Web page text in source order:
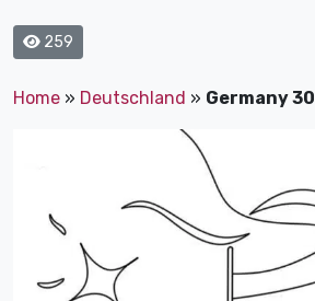
259
Home » Deutschland » Germany 30